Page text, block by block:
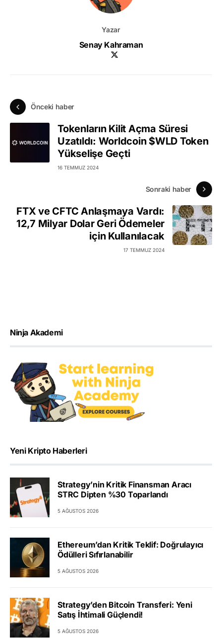
Yazar
Senay Kahraman
Önceki haber
Tokenların Kilit Açma Süresi
Uzatıldı: Worldcoin $WLD Token
Yükselişe Geçti
16 TEMMUZ 2024
Sonraki haber
FTX ve CFTC Anlaşmaya Vardı:
12,7 Milyar Dolar Geri Ödemeler
için Kullanılacak
17 TEMMUZ 2024
Ninja Akademi
Yeni Kripto Haberleri
Strategy’nin Kritik Finansman Aracı
STRC Dipten %30 Toparlandı
5 AĞUSTOS 2026
Ethereum’dan Kritik Teklif: Doğrulayıcı
Ödülleri Sıfırlanabilir
5 AĞUSTOS 2026
Strategy’den Bitcoin Transferi: Yeni
Satış İhtimali Güçlendi!
5 AĞUSTOS 2026